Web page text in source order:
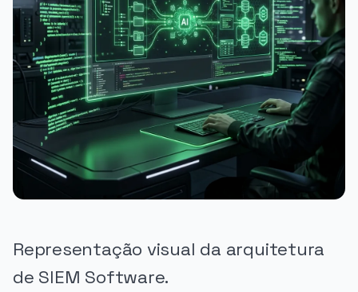
Representação visual da arquitetura
de SIEM Software.